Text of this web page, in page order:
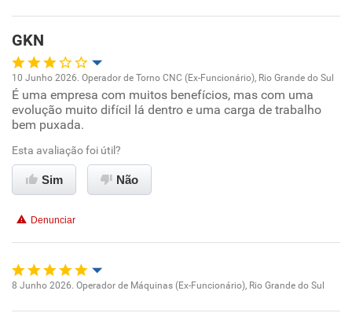
Ambiente de trabalho
Conciliação com a vida familiar
Benefícios
Recomenda esta empresa
Recomenda a diretoria
GKN
Oportunidade de promoção
Ambiente de trabalho
Conciliação com a vida familiar
Não recomenda a diretoria
10 Junho 2026. Operador de Torno CNC (Ex-Funcionário), Rio Grande do Sul
É uma empresa com muitos benefícios, mas com uma
evolução muito difícil lá dentro e uma carga de trabalho
bem puxada.
Esta avaliação foi útil?
Sim Não
Denunciar
8 Junho 2026. Operador de Máquinas (Ex-Funcionário), Rio Grande do Sul